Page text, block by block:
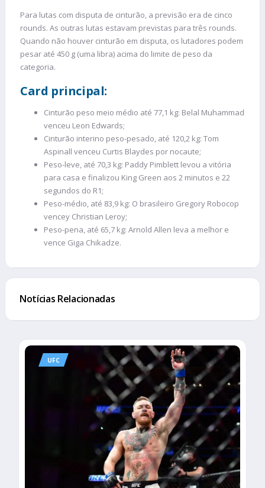
Para lutas com disputa de cinturão, a previsão era de cinco
rounds. As outras lutas estavam previstas para três rounds.
Quando não houver cinturão em disputa, os lutadores podem
pesar até 450 g (uma libra) acima do limite de peso da
categoria.
Card principal:
Cinturão peso meio médio até 77,1 kg: Belal Muhammad
venceu Leon Edwards;
Cinturão interino peso-pesado, até 120,2 kg: Tom
Aspinall venceu Curtis Blaydes por nocaute;
Peso-leve, até 70,3 kg: Paddy Pimblett levou a vitória
para casa e finalizou King Green aos 2 minutos e 22
segundos do R1;
Peso-médio, até 83,9 kg: O brasileiro Gregory Robocop
vencey Christian Leroy;
Peso-pena, até 65,7 kg: Arnold Allen leva a melhor e
vence Giga Chikadze.
Notícias Relacionadas
UFC